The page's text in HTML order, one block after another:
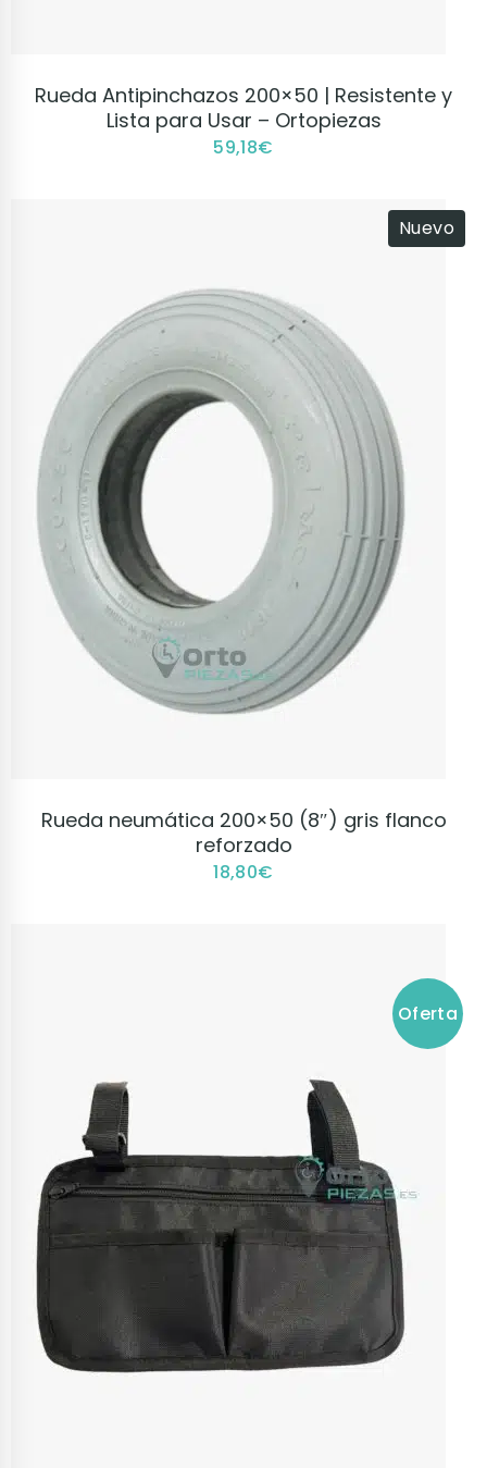
VER PRODUCTO
Rueda Antipinchazos 200×50 | Resistente y
Lista para Usar – Ortopiezas
59,18€
Nuevo
VER PRODUCTO
Rueda neumática 200×50 (8″) gris flanco
reforzado
18,80€
Oferta